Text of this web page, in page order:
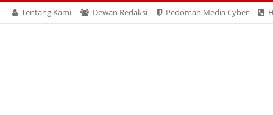
Tentang Kami Dewan Redaksi Pedoman Media Cyber